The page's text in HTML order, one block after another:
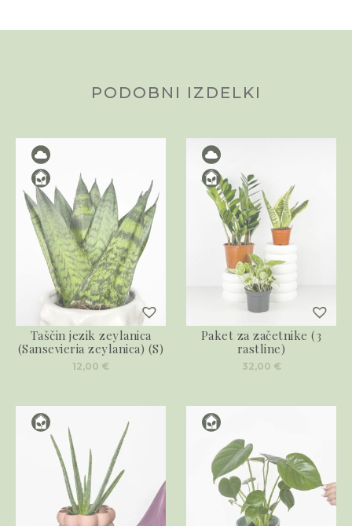
PODOBNI IZDELKI
Taščin jezik zeylanica
(Sansevieria zeylanica) (S)
12,00 €
Paket za začetnike (3
rastline)
32,00 €